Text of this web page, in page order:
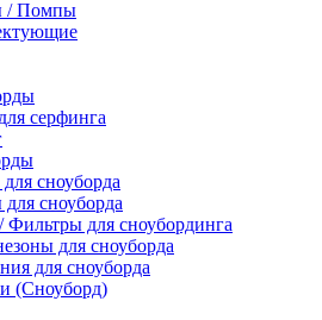
/ Помпы
серфинга
сноуборда
сноуборда
Фильтры для сноубординга
для сноуборда
для сноуборда
(Сноуборд)